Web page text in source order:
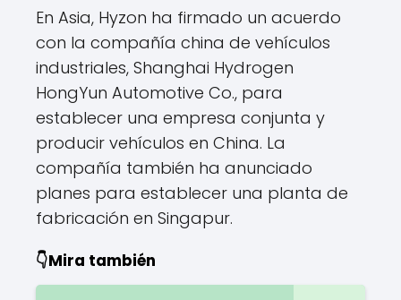
En Asia, Hyzon ha firmado un acuerdo
con la compañía china de vehículos
industriales, Shanghai Hydrogen
HongYun Automotive Co., para
establecer una empresa conjunta y
producir vehículos en China. La
compañía también ha anunciado
planes para establecer una planta de
fabricación en Singapur.
👇Mira también